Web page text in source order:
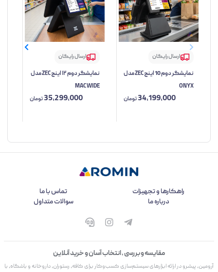
ارسال رایگان
نمایشگر دوم 10 اینچ ZEC مدل
ONYX
34,199,000تومان
ارسال رایگان
نمایشگر دوم ۱۲ اینچ ZEC مدل
MAC WIDE
35,299,000تومان
راهکارها و تجهیزات
تماس با ما
درباره ما
سوالات متداول
مقایسه و بررسی ، انتخاب آسان و خرید آنلاین
آرومین، پیشرو در ارائه ابزارهای سیستم‌سازی کسب‌وکار برای کافه، رستوران، داروخانه و باشگاه، با